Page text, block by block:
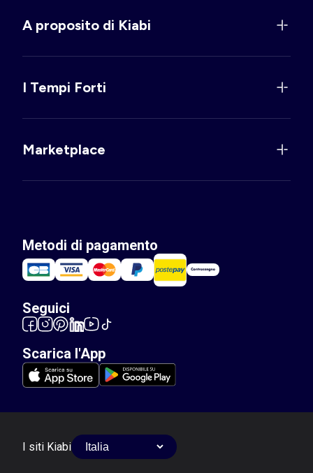
A proposito di Kiabi
I Tempi Forti
Marketplace
Metodi di pagamento
Seguici
Scarica l'App
I siti Kiabi